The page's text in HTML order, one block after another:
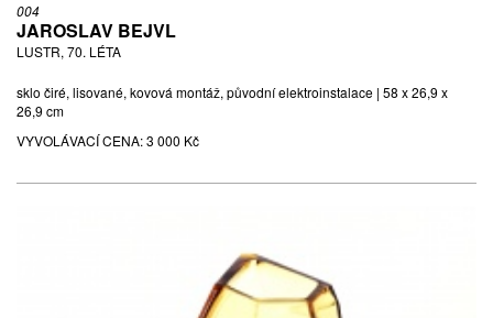
004
JAROSLAV BEJVL
LUSTR, 70. LÉTA
sklo čiré, lisované, kovová montáž, původní elektroinstalace | 58 x 26,9 x
26,9 cm
VYVOLÁVACÍ CENA:3 000 Kč